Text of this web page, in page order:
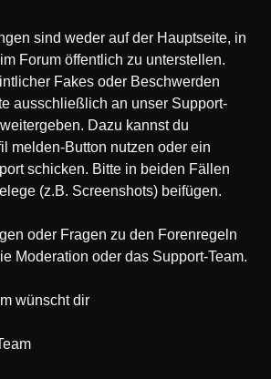
sind weder auf der Hauptseite, in
Forum öffentlich zu unterstellen.
Fakes oder Beschwerden
ausschließlich an unser Support-
Dazu kannst du
melden-Button nutzen oder ein
schicken. Bitte in beiden Fällen
(z.B. Screenshots) beifügen.
oder Fragen zu den Forenregeln
Moderation oder das Support-Team.
wünscht dir